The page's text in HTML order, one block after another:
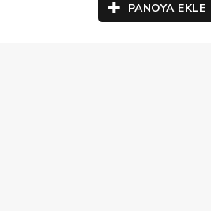
PANOYA EKLE